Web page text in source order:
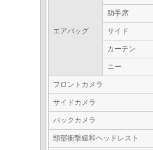
エアバッグ
助手席
サイド
カーテン
ニー
フロントカメラ
サイドカメラ
バックカメラ
頸部衝撃緩和ヘッドレスト